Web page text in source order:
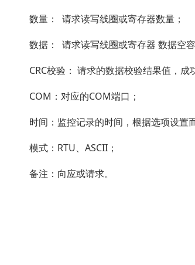
数量： 请求读写线圈或寄存器数量；
数据：
请求读写线圈或寄存器 数据空
CRC校验： 请求的数据校验结果值，成功
COM：对应的COM端口；
时间：监控记录的时间，根据选项设置而
模式：RTU、ASCII；
备注：向应或请求。